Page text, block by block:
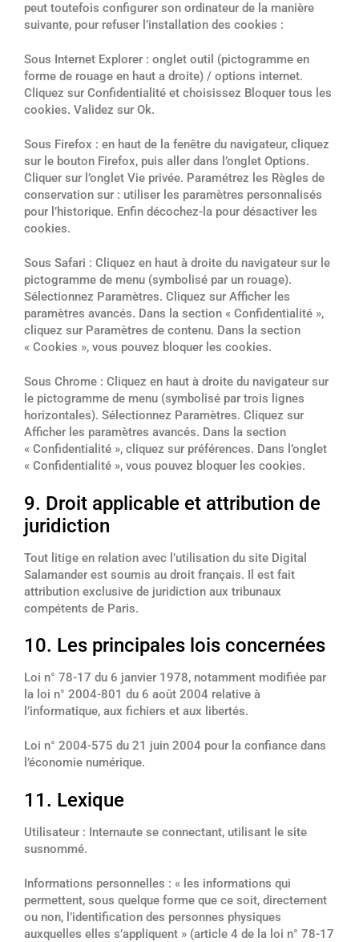
peut toutefois configurer son ordinateur de la manière
suivante, pour refuser l’installation des cookies :
Sous Internet Explorer : onglet outil (pictogramme en
forme de rouage en haut a droite) / options internet.
Cliquez sur Confidentialité et choisissez Bloquer tous les
cookies. Validez sur Ok.
Sous Firefox : en haut de la fenêtre du navigateur, cliquez
sur le bouton Firefox, puis aller dans l’onglet Options.
Cliquer sur l’onglet Vie privée. Paramétrez les Règles de
conservation sur : utiliser les paramètres personnalisés
pour l’historique. Enfin décochez-la pour désactiver les
cookies.
Sous Safari : Cliquez en haut à droite du navigateur sur le
pictogramme de menu (symbolisé par un rouage).
Sélectionnez Paramètres. Cliquez sur Afficher les
paramètres avancés. Dans la section « Confidentialité »,
cliquez sur Paramètres de contenu. Dans la section
« Cookies », vous pouvez bloquer les cookies.
Sous Chrome : Cliquez en haut à droite du navigateur sur
le pictogramme de menu (symbolisé par trois lignes
horizontales). Sélectionnez Paramètres. Cliquez sur
Afficher les paramètres avancés. Dans la section
« Confidentialité », cliquez sur préférences. Dans l’onglet
« Confidentialité », vous pouvez bloquer les cookies.
9. Droit applicable et attribution de
juridiction
Tout litige en relation avec l’utilisation du site Digital
Salamander est soumis au droit français. Il est fait
attribution exclusive de juridiction aux tribunaux
compétents de Paris.
10. Les principales lois concernées
Loi n° 78-17 du 6 janvier 1978, notamment modifiée par
la loi n° 2004-801 du 6 août 2004 relative à
l’informatique, aux fichiers et aux libertés.
Loi n° 2004-575 du 21 juin 2004 pour la confiance dans
l’économie numérique.
11. Lexique
Utilisateur : Internaute se connectant, utilisant le site
susnommé.
Informations personnelles : « les informations qui
permettent, sous quelque forme que ce soit, directement
ou non, l’identification des personnes physiques
auxquelles elles s’appliquent » (article 4 de la loi n° 78-17